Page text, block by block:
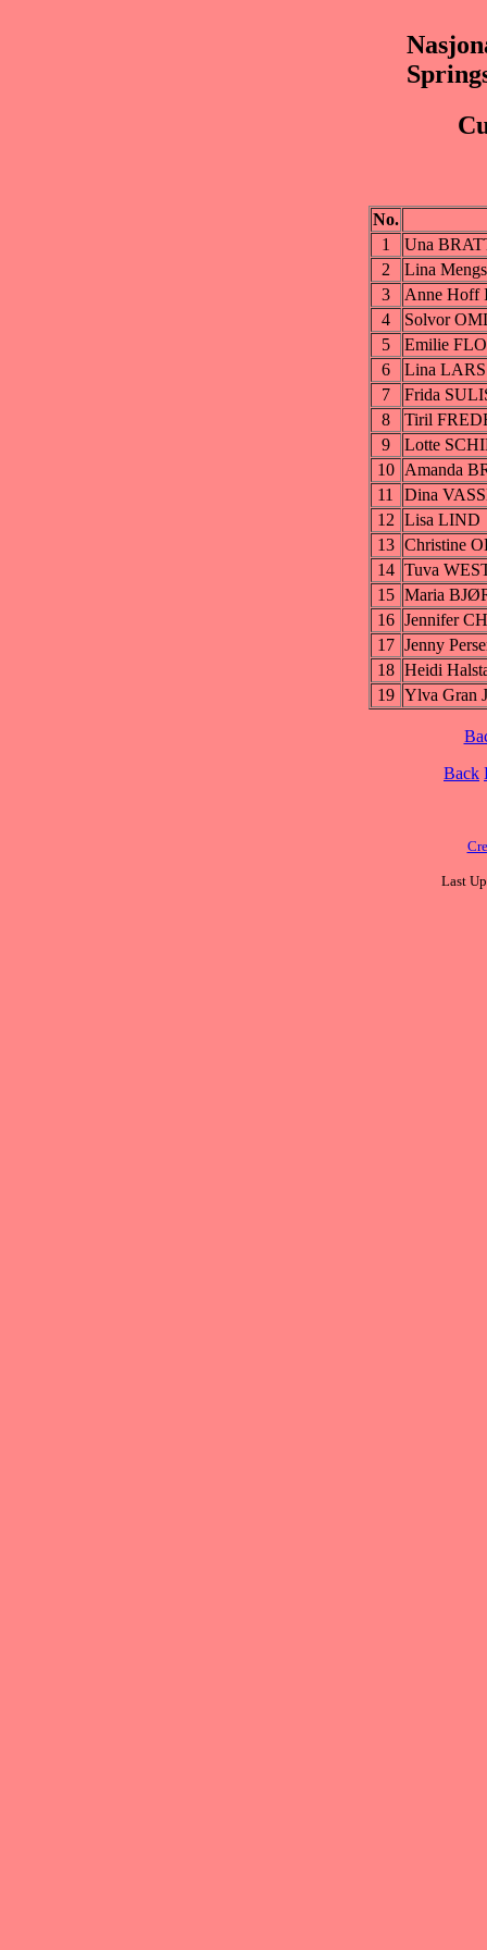
No.
1
Una
2
Lina
3
Anne Hoff
4
Solvor
5
Emilie
6
Lina
7
Frida
8
Tiril
9
Lotte
10 Amanda
11
Dina
12 Lisa LIND
13 Christine
14 Tuva
15 Maria
16 Jennifer
17 Jenny
18 Heidi
19 Ylva Gran
Back
Last